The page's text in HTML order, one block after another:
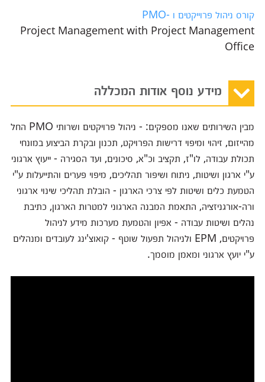
קורס ניהול פרוייקטים ו -PMO
Project Management with Project Management
Office
מידע נוסף אודות המכללה
מבין השירותים שאנו מספקים: - ניהול פרויקטים ושרותי PMO החל
מהייזום, זיהוי ומיפוי דרישות הפרויקט, תכנון ובקרת הביצוע במונחי
תכולת עבודה, לו"ז, תקציב וכ"א, סיכונים, ועד הסגירה - ייעוץ ארגוני
ע"י ארגון ושיטות, ניתוח ושיפור תהליכים, מיפוי פערים והתייעלות ע"י
הטמעת כלים ושיטות לפי צרכי הארגון - הובלת תהליכי שינוי ארגוני
ורה-אורגניזציה, התאמת המבנה הארגוני למטרות הארגון, כתיבת
נהלים ושיטות עבודה - אפיון והטמעת מערכות מידע לניהול
פרויקטים, EPM ולניהול תפעול שוטף - קואוצ'ינג לעובדים ומנהלים
ע"י יועץ ארגוני ומאמן מוסמך.